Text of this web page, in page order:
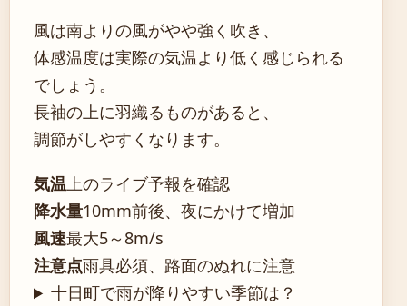
風は南よりの風がやや強く吹き、
体感温度は実際の気温より低く感じられる
でしょう。
長袖の上に羽織るものがあると、
調節がしやすくなります。
気温上のライブ予報を確認
降水量10mm前後、夜にかけて増加
風速最大5～8m/s
注意点雨具必須、路面のぬれに注意
十日町で雨が降りやすい季節は？